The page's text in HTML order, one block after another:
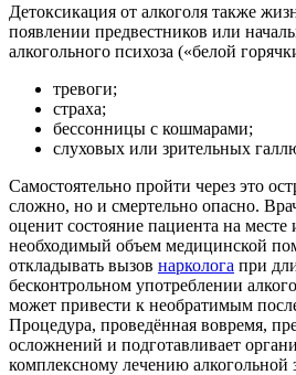
Детоксикация от алкоголя также
появлении предвестников или
алкогольного психоза («белой
тревоги;
страха;
бессонницы с кошмарами;
слуховых или зрительных
Самостоятельно пройти через это
сложно, но и смертельно опасно.
оценит состояние пациента на месте
необходимый объем медицинской
откладывать вызов нарколога при
бесконтрольном употреблении
может привести к необратимым
Процедура, проведённая вовремя,
осложнений и подготавливает
комплексному лечению алкогольной